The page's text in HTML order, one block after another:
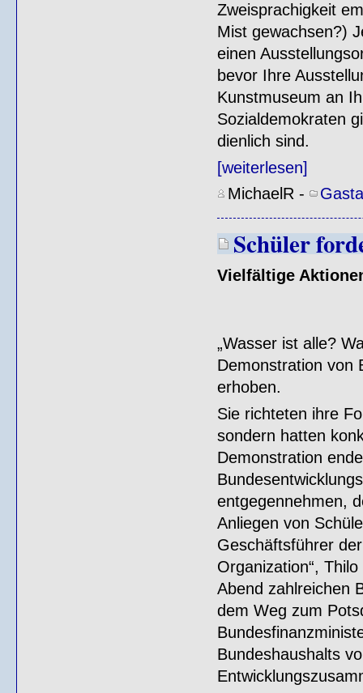
Zweisprachigkeit
Mist gewachsen?)
einen
bevor Ihre
Kunstmuseum an
Sozialdemokraten
dienlich sind.
[weiterlesen]
MichaelR -
Schüler
Vielfältige
„Wasser ist alle?
Demonstration von
erhoben.
Sie richteten ihre
sondern hatten
Demonstration
entgegennehmen,
Anliegen von
Geschäftsführer
Organization“,
Abend zahlreichen
dem Weg zum
Bundeshaushalts